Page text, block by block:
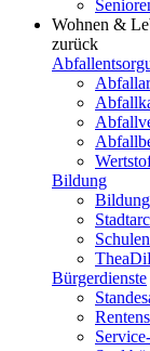
Wohnen &
zurück
Bildung
Schulen
Bürgerdienste